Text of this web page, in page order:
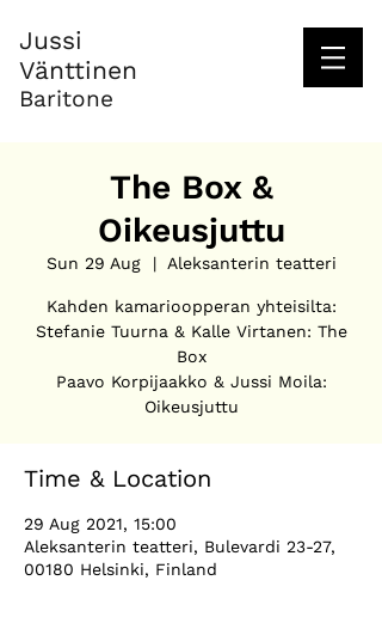
Jussi
Vänttinen
Baritone
The Box &
Oikeusjuttu
Sun 29 Aug
  |
Aleksanterin teatteri
Kahden kamarioopperan yhteisilta:
Stefanie Tuurna & Kalle Virtanen: The
Box
Paavo Korpijaakko & Jussi Moila:
Oikeusjuttu
Time & Location
29 Aug 2021, 15:00
Aleksanterin teatteri, Bulevardi 23-27,
00180 Helsinki, Finland